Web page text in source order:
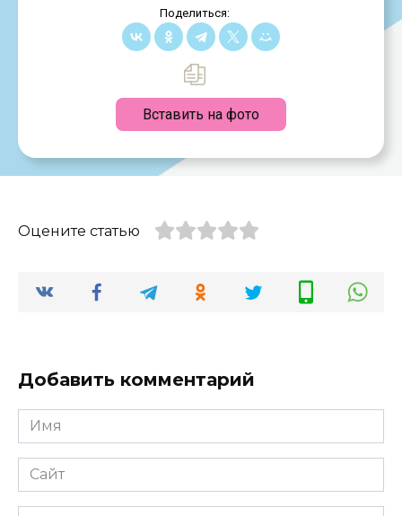
Поделиться:
Вставить на фото
Оцените статью
Добавить комментарий
Имя
*
Сайт